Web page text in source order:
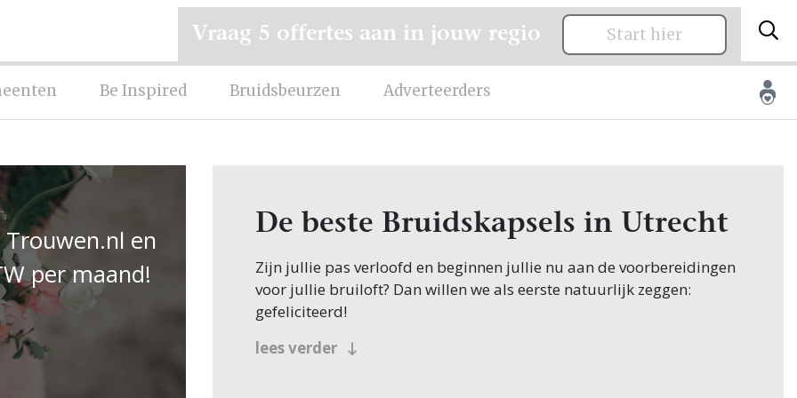
Be Inspired Bruidsbeurzen Adverteerders
Vraag 5 offertes aan in jouw regio Start hier
en
per maand!
De beste Bruidskapsels in Utrecht
Zijn jullie pas verloofd en beginnen jullie nu aan de voorbereidingen
voor jullie bruiloft? Dan willen we als eerste natuurlijk zeggen:
gefeliciteerd!
Veel bruidsparen beginnen hun zoektocht naar Bruidskapsels, en
lees verder